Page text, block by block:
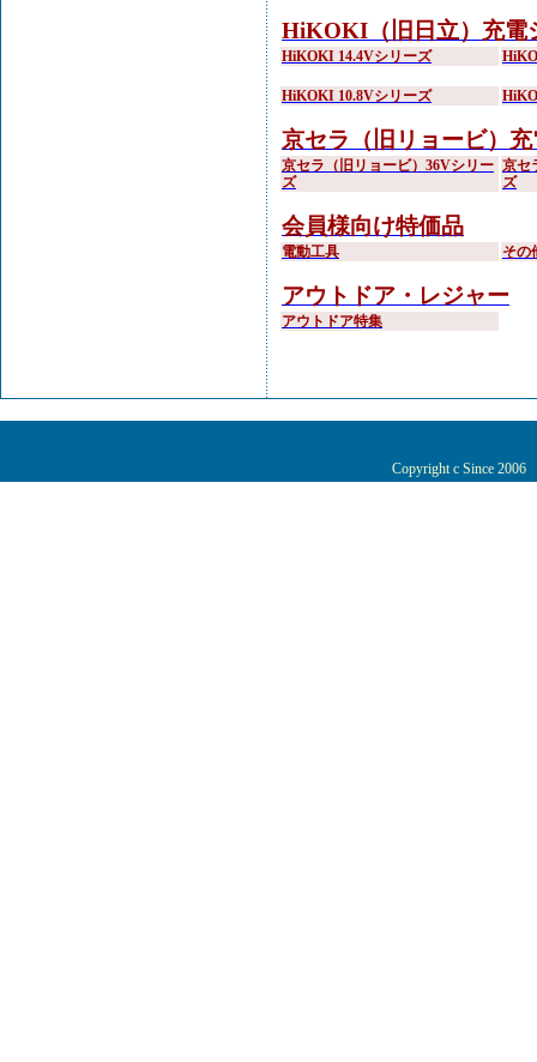
HiKOKI（旧日立）充電
HiKOKI 14.4Vシリーズ
HiKOKI 10.8Vシリーズ
京セラ（旧リョービ）
京セラ（旧リョービ）36Vシリー
ズ
京セ
ズ
会員様向け特価品
電動工具 その
アウトドア・レジャー
アウトドア特集
Copyright c Since